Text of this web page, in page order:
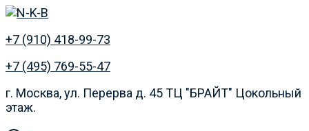
+7 (910) 418-99-73
+7 (495) 769-55-47
г. Москва, ул. Перерва д. 45 ТЦ "БРАЙТ" Цокольный
этаж.